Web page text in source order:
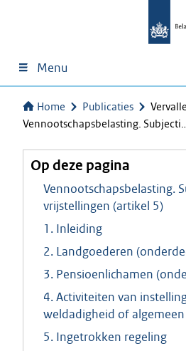
Menu
Home Publicaties
Vennootschapsbelasting.
Op deze pagina
Vennootschapsbelasting.
vrijstellingen (artikel 5)
1. Inleiding
2. Landgoederen
3. Pensioenlichamen
4. Activiteiten van
weldadigheid of
5. Ingetrokken regeling